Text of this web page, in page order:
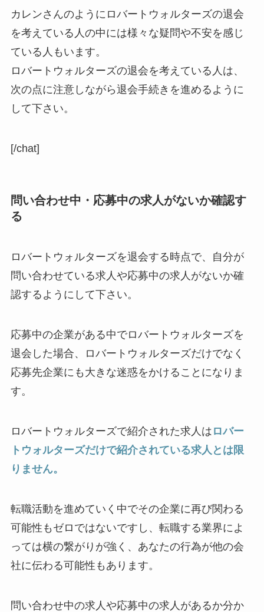
カレンさんのようにロバートウォルターズの退会
を考えている人の中には様々な疑問や不安を感じ
ている人もいます。
ロバートウォルターズの退会を考えている人は、
次の点に注意しながら退会手続きを進めるように
して下さい。
[/chat]
問い合わせ中・応募中の求人がないか確認す
る
ロバートウォルターズを退会する時点で、自分が
問い合わせている求人や応募中の求人がないか確
認するようにして下さい。
応募中の企業がある中でロバートウォルターズを
退会した場合、ロバートウォルターズだけでなく
応募先企業にも大きな迷惑をかけることになりま
す。
ロバートウォルターズで紹介された求人は ロバー
トウォルターズだけで紹介されている求人とは限
りません。
転職活動を進めていく中でその企業に再び関わる
可能性もゼロではないですし、転職する業界によ
っては横の繋がりが強く、あなたの行為が他の会
社に伝わる可能性もあります。
問い合わせ中の求人や応募中の求人があるか分か